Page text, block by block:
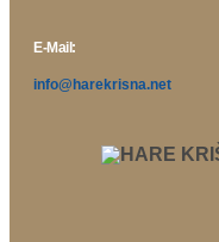
E-Mail:
info@harekrisna.net